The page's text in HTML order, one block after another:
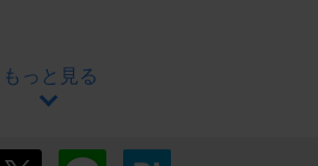
もっと見る